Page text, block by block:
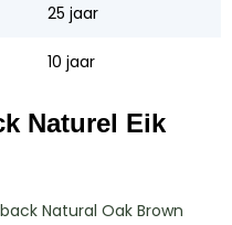
25 jaar
10 jaar
Naturel Eik
Natural Oak Brown